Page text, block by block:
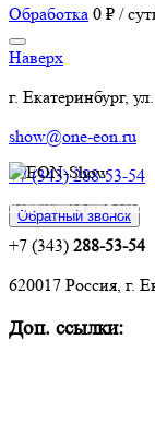
Обработка 0 ₽ /
Наверх
г. Екатеринбург,
show@one-eon.ru
+7 (343) 288-53-54
Обратный звонок
Контактная
+7 (343) 288-53-54
620017 Россия, г.
Доп. ссылки: